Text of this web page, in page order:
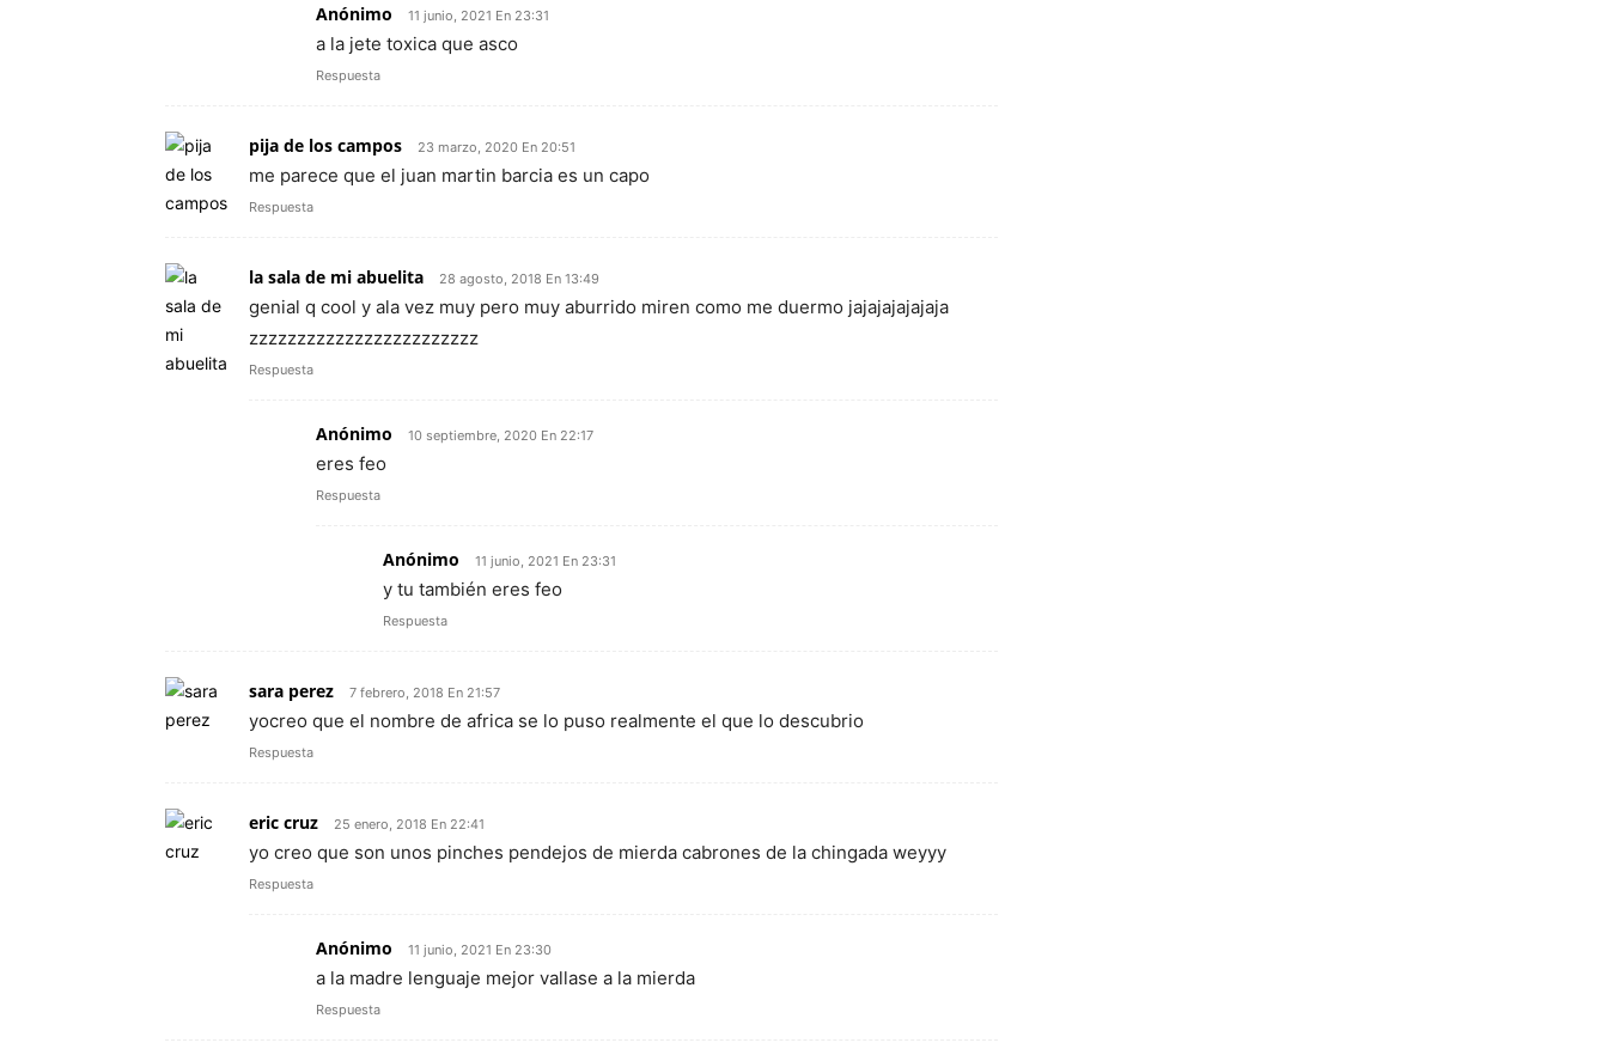
Anónimo 11 junio, 2021 En 23:31
a la jete toxica que asco
Respuesta
pija de los campos 23 marzo, 2020 En 20:51
me parece que el juan martin barcia es un capo
Respuesta
la sala de mi abuelita 28 agosto, 2018 En 13:49
genial q cool y ala vez muy pero muy aburrido miren como me duermo jajajajajajaja
zzzzzzzzzzzzzzzzzzzzzzzz
Respuesta
Anónimo 10 septiembre, 2020 En 22:17
eres feo
Respuesta
Anónimo 11 junio, 2021 En 23:31
y tu también eres feo
Respuesta
sara perez 7 febrero, 2018 En 21:57
yocreo que el nombre de africa se lo puso realmente el que lo descubrio
Respuesta
eric cruz 25 enero, 2018 En 22:41
yo creo que son unos pinches pendejos de mierda cabrones de la chingada weyyy
Respuesta
Anónimo 11 junio, 2021 En 23:30
a la madre lenguaje mejor vallase a la mierda
Respuesta